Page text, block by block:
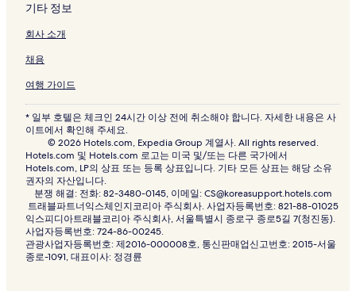
기타 정보
회사 소개
채용
여행 가이드
* 일부 호텔은 체크인 24시간 이상 전에 취소해야 합니다. 자세한 내용은 사
이트에서 확인해 주세요.
© 2026 Hotels.com, Expedia Group 계열사. All rights reserved.
Hotels.com 및 Hotels.com 로고는 미국 및/또는 다른 국가에서
Hotels.com, LP의 상표 또는 등록 상표입니다. 기타 모든 상표는 해당 소유
권자의 자산입니다.
분쟁 해결: 전화: 82-3480-0145, 이메일: CS@koreasupport.hotels.com
트래블파트너익스체인지코리아 주식회사. 사업자등록번호: 821-88-01025
익스피디아트래블코리아 주식회사, 서울특별시 종로구 종로5길 7(청진동).
사업자등록번호: 724-86-00245.
관광사업자등록번호: 제2016-000008호, 통신판매업신고번호: 2015-서울
종로-1091, 대표이사: 정경륜